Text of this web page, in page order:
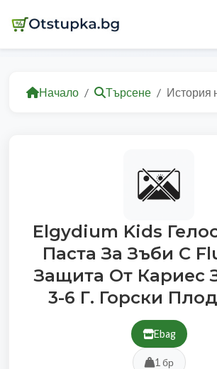
Начало Търсене История
Elgydium Kids
Паста За Зъби С
Защита От Кариес
3-6 Г. Горски
Ebag
1 бр